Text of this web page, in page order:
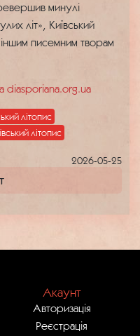
минулі
літ», Київський
іншим писемним творам
diasporiana.org.ua
літопис
літопис
2026-05-25
Акаунт
Авторизація
Реєстрація